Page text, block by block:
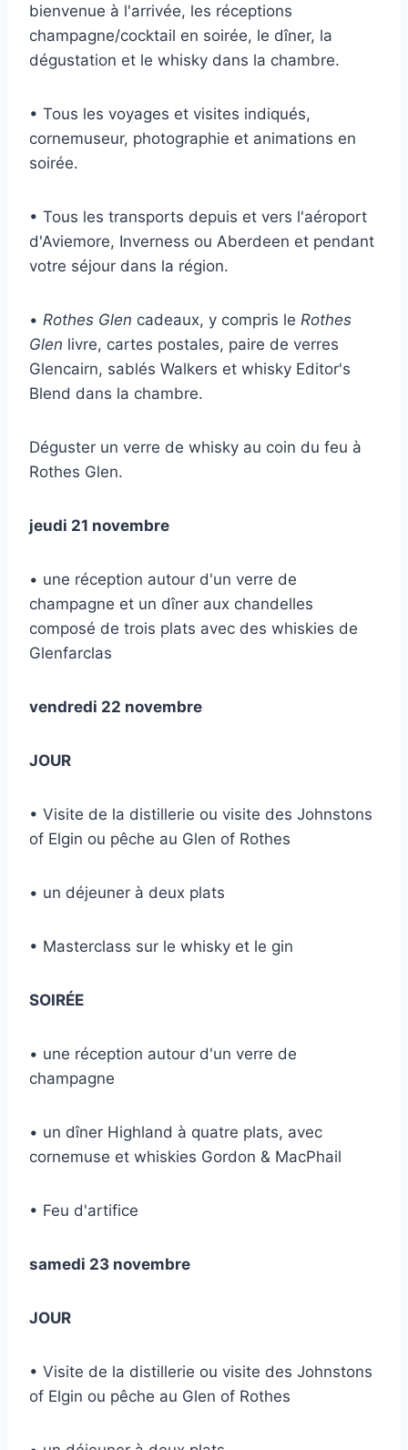
bienvenue à l'arrivée, les réceptions
champagne/cocktail en soirée, le dîner, la
dégustation et le whisky dans la chambre.
• Tous les voyages et visites indiqués,
cornemuseur, photographie et animations en
soirée.
• Tous les transports depuis et vers l'aéroport
d'Aviemore, Inverness ou Aberdeen et pendant
votre séjour dans la région.
• Rothes Glen cadeaux, y compris le Rothes
Glen livre, cartes postales, paire de verres
Glencairn, sablés Walkers et whisky Editor's
Blend dans la chambre.
Déguster un verre de whisky au coin du feu à
Rothes Glen.
jeudi 21 novembre
• une réception autour d'un verre de
champagne et un dîner aux chandelles
composé de trois plats avec des whiskies de
Glenfarclas
vendredi 22 novembre
JOUR
• Visite de la distillerie ou visite des Johnstons
of Elgin ou pêche au Glen of Rothes
• un déjeuner à deux plats
• Masterclass sur le whisky et le gin
SOIRÉE
• une réception autour d'un verre de
champagne
• un dîner Highland à quatre plats, avec
cornemuse et whiskies Gordon & MacPhail
• Feu d'artifice
samedi 23 novembre
JOUR
• Visite de la distillerie ou visite des Johnstons
of Elgin ou pêche au Glen of Rothes